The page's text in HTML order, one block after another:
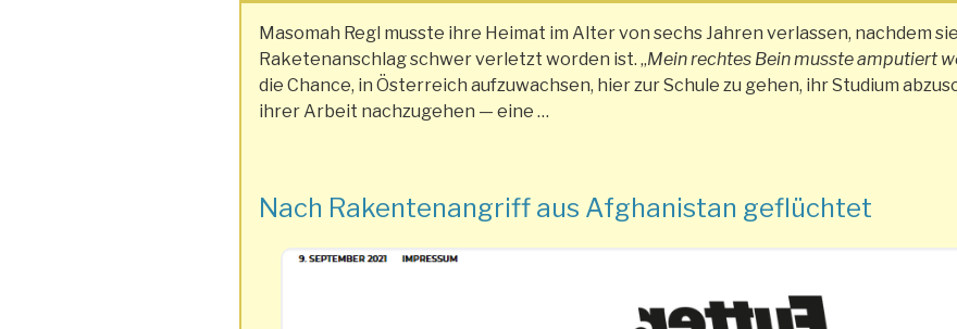
Masomah Regl musste ihre Heimat im Alter von sechs Jahren verlassen, nachdem
Raketenanschlag schwer verletzt worden ist. „Mein rechtes Bein musste amputiert
die Chance, in Österreich aufzuwachsen, hier zur Schule zu gehen, ihr Studium
ihrer Arbeit nachzugehen — eine …
Nach Rakentenangriff aus Afghanistan geflüchtet